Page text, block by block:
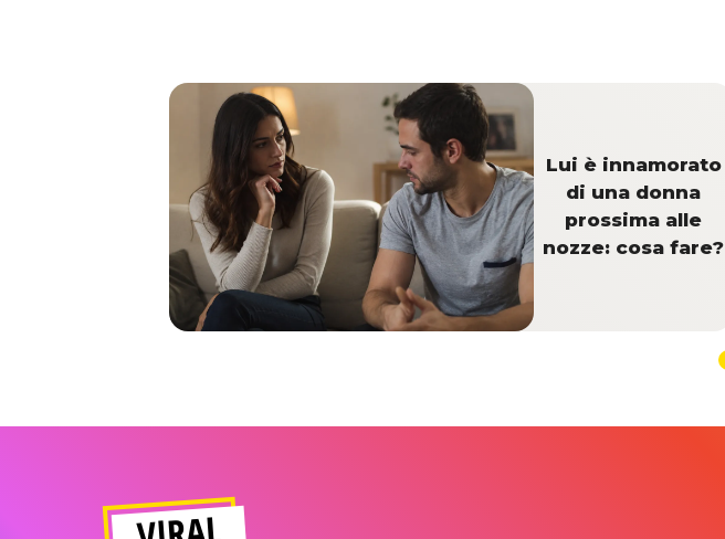
Lui è innamorato
di una donna
prossima alle
nozze: cosa fare?